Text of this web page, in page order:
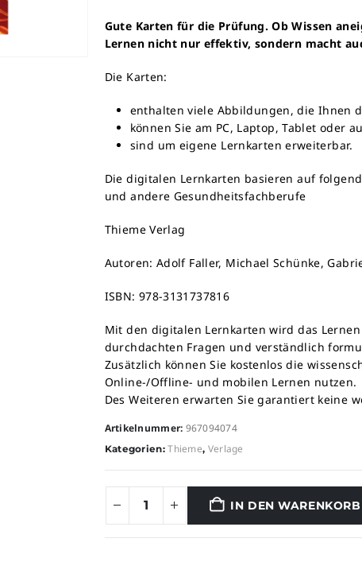
Gute Karten für die Prüfung. Ob Wissen
Lernen nicht nur effektiv, sondern macht
Die Karten:
enthalten viele Abbildungen, die Ihnen
können Sie am PC, Laptop, Tablet oder
sind um eigene Lernkarten erweiterbar.
Die digitalen Lernkarten basieren auf
und andere Gesundheitsfachberufe
Thieme Verlag
Autoren: Adolf Faller, Michael Schünke,
ISBN: 978-3131737816
Mit den digitalen Lernkarten wird das
durchdachten Fragen und verständlich
Zusätzlich können Sie kostenlos die
Online-/Offline- und mobilen Lernen nutzen.
Des Weiteren erwarten Sie garantiert keine
Artikelnummer: 967094074
Kategorien:Thieme, Verlage
IN DEN WARENKORB